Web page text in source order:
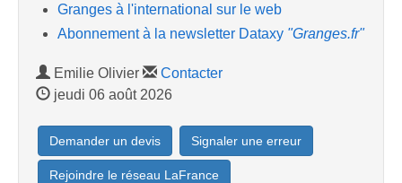
Granges à l'international sur le web
Abonnement à la newsletter Dataxy "Granges.fr"
Emilie Olivier
Contacter
jeudi 06 août 2026
Demander un devis Signaler une erreur
Rejoindre le réseau LaFrance